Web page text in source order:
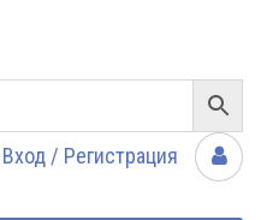
Вход / Регистрация